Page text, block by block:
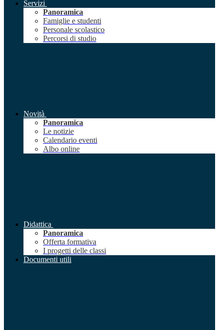
Servizi
Panoramica
Famiglie e studenti
Personale scolastico
Percorsi di studio
Novità
Panoramica
Le notizie
Calendario eventi
Albo online
Didattica
Panoramica
Offerta formativa
I progetti delle classi
Documenti utili